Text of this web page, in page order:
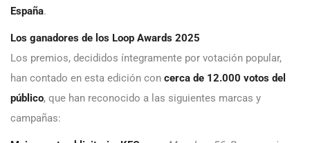
España.
Los ganadores de los Loop Awards 2025
Los premios, decididos íntegramente por votación popular,
han contado en esta edición con cerca de 12.000 votos del
público, que han reconocido a las siguientes marcas y
campañas: